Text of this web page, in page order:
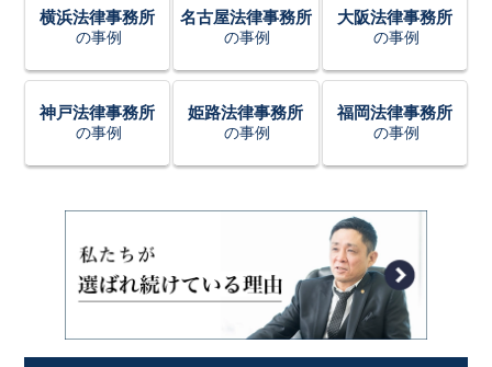
横浜法律事務所
の事例
名古屋法律事務所
の事例
大阪法律事務所
の事例
神戸法律事務所
の事例
姫路法律事務所
の事例
福岡法律事務所
の事例